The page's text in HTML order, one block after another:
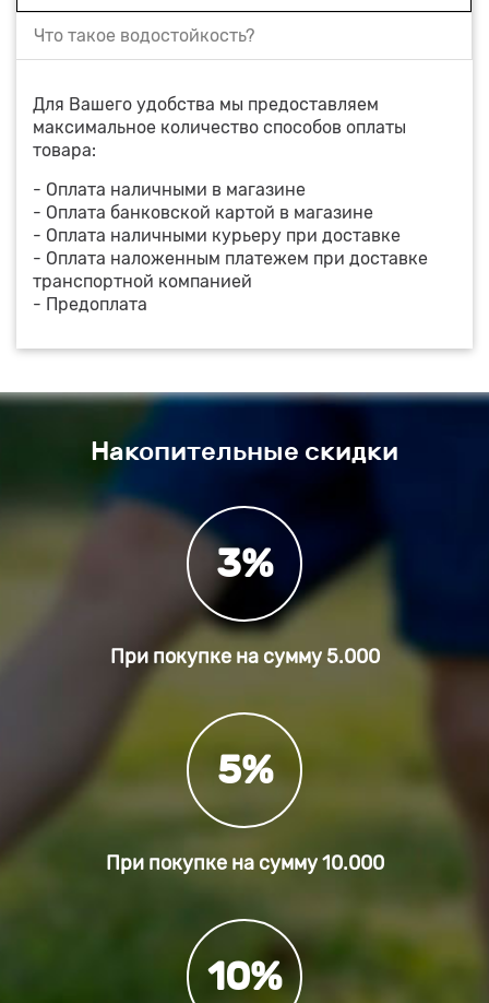
Что такое водостойкость?
Для Вашего удобства мы предоставляем
максимальное количество способов оплаты
товара:
- Оплата наличными в магазине
- Оплата банковской картой в магазине
- Оплата наличными курьеру при доставке
- Оплата наложенным платежем при доставке
транспортной компанией
- Предоплата
Накопительные скидки
3%
При покупке на сумму5.000
5%
При покупке на сумму10.000
10%